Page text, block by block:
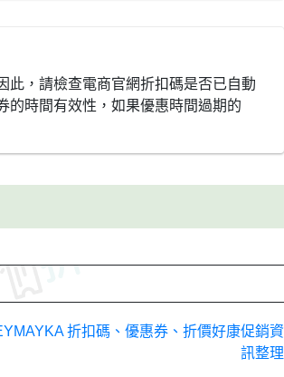
此，請檢查電商官網折扣碼是否已自動
的時間有效性，如果優惠時間過期的
折扣碼、優惠券、折價好康促銷資
訊整理